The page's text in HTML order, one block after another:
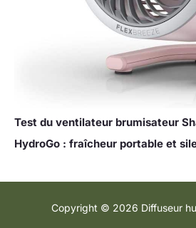
Test du ventilateur brumisateur
HydroGo : fraîcheur portable et
Copyright © 2026 Diffuseur